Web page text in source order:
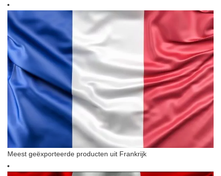
Meest geëxporteerde producten uit Frankrijk